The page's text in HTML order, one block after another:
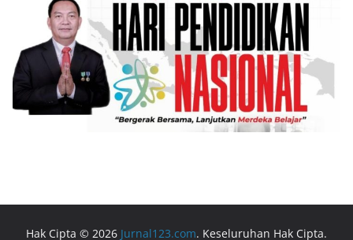
Hak Cipta © 2026 Jurnal123.com. Keseluruhan Hak Cipta.